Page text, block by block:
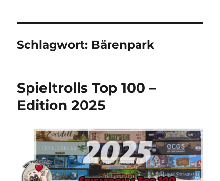
Schlagwort: Bärenpark
Spieltrolls Top 100 –
Edition 2025